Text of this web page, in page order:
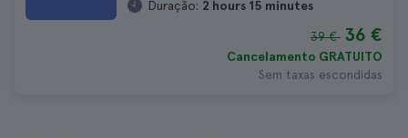
Duração: 2 hours 15 minutes
39 € 36 €
Cancelamento GRATUITO
Sem taxas escondidas